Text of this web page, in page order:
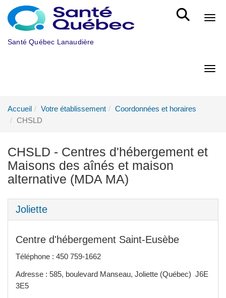
Aller au menu principal
Santé Québec Lanaudière
Accueil Votre établissement
Coordonnées et horaires
CHSLD
CHSLD - Centres d'hébergement et
Maisons des aînés et maison
alternative (MDA MA)
Joliette
Centre d'hébergement Saint-Eusèbe
Téléphone : 450 759-1662
Adresse : 585, boulevard Manseau, Joliette (Québec) J6E
3E5